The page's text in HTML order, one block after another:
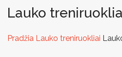
Lauko
Pradžia Lauko treniruokliai